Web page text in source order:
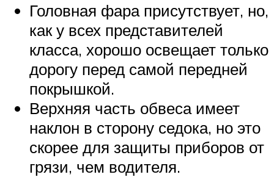
Головная фара присутствует, но,
как у всех представителей
класса, хорошо освещает только
дорогу перед самой передней
покрышкой.
Верхняя часть обвеса имеет
наклон в сторону седока, но это
скорее для защиты приборов от
грязи, чем водителя.